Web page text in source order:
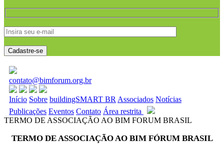
contato@bimforum.org.br
Início Sobre buildingSMART BR Associados Notícias
Publicações Eventos Contato Área restrita
TERMO DE ASSOCIAÇÃO AO BIM FORUM BRASIL
TERMO DE ASSOCIAÇÃO AO BIM FÓRUM BRASIL